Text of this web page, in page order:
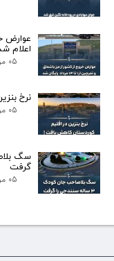
عوارض
اعلام
۰۵ مرداد ۰۵
نرخ
۰۵ مرداد ۰۵
گرفت
۰۵ مرداد ۰۵